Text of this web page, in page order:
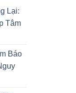
Lại:
Tâm
Báo